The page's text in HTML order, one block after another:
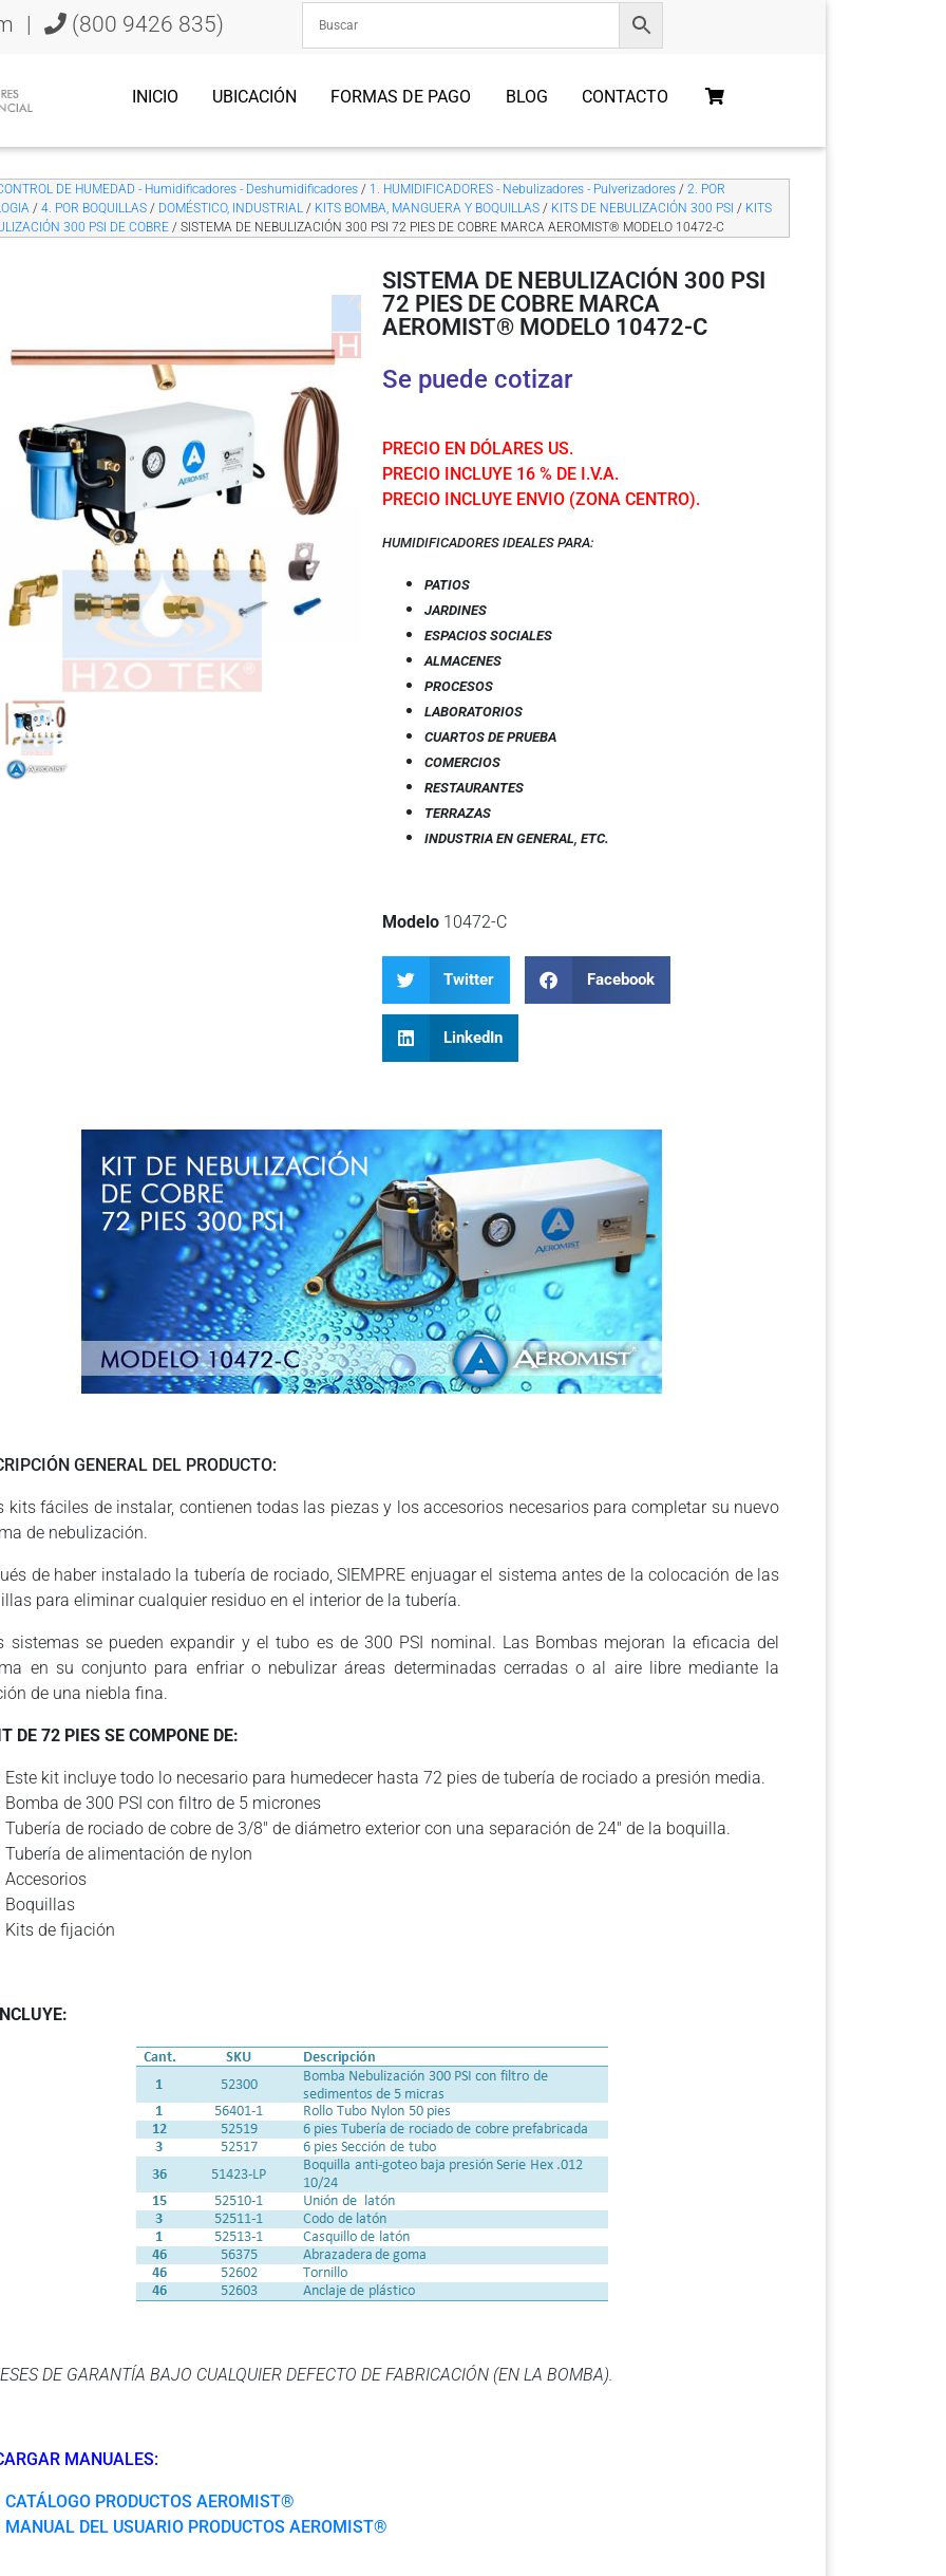
| (800 9426 835)
INICIO UBICACIÓN FORMAS DE PAGO BLOG CONTACTO
DE HUMEDAD - Humidificadores - Deshumidificadores / 1. HUMIDIFICADORES - Nebulizadores - Pulverizadores /2. POR
/4. POR BOQUILLAS / DOMÉSTICO, INDUSTRIAL / KITS BOMBA, MANGUERA Y BOQUILLAS / KITS DE NEBULIZACIÓN 300 PSI / KITS
300 PSI DE COBRE / SISTEMA DE NEBULIZACIÓN 300 PSI 72 PIES DE COBRE MARCA AEROMIST® MODELO 10472-C
SISTEMA DE NEBULIZACIÓN 300 PSI
72 PIES DE COBRE MARCA
AEROMIST® MODELO 10472-C
Se puede cotizar
PRECIO EN DÓLARES US.
PRECIO INCLUYE 16 % DE I.V.A.
PRECIO INCLUYE ENVIO (ZONA CENTRO).
HUMIDIFICADORES IDEALES PARA:
PATIOS
JARDINES
ESPACIOS SOCIALES
ALMACENES
PROCESOS
LABORATORIOS
CUARTOS DE PRUEBA
COMERCIOS
RESTAURANTES
TERRAZAS
INDUSTRIA EN GENERAL ETC.
Modelo 10472-C
Twitter Facebook
LinkedIn
GENERAL DEL PRODUCTO:
kits fáciles de instalar, contienen todas las piezas y los accesorios necesarios para completar su nuevo
de nebulización.
de haber instalado la tubería de rociado, SIEMPRE enjuagar el sistema antes de la colocación de las
para eliminar cualquier residuo en el interior de la tubería.
sistemas se pueden expandir y el tubo es de 300 PSI nominal. Las Bombas mejoran la eficacia del
en su conjunto para enfriar o nebulizar áreas determinadas cerradas o al aire libre mediante la
de una niebla fina.
DE 72 PIES SE COMPONE DE:
Este kit incluye todo lo necesario para humedecer hasta 72 pies de tubería de rociado a presión media.
Bomba de 300 PSI con filtro de 5 micrones
Tubería de rociado de cobre de 3/8″ de diámetro exterior con una separación de 24″ de la boquilla.
Tubería de alimentación de nylon
Accesorios
Boquillas
Kits de fijación
DE GARANTÍA BAJO CUALQUIER DEFECTO DE FABRICACIÓN (EN LA BOMBA).
MANUALES:
CATÁLOGO PRODUCTOS AEROMIST®
MANUAL DEL USUARIO PRODUCTOS AEROMIST®